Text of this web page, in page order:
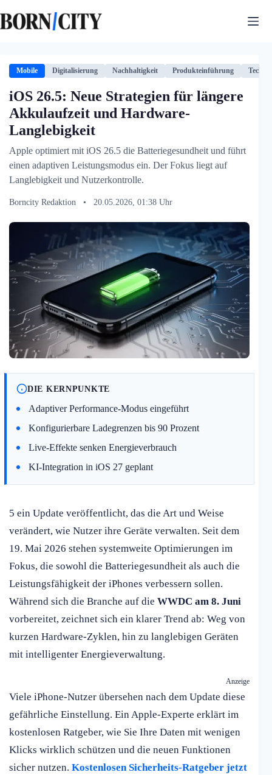
Inhalt
springen
Mobile Digitalisierung Nachhaltigkeit Produkteinführung
iOS 26.5: Neue Strategien für längere
Akkulaufzeit und Hardware-
Langlebigkeit
Apple optimiert mit iOS 26.5 die Batteriegesundheit und führt
einen adaptiven Leistungsmodus ein. Der Fokus liegt auf
Langlebigkeit und Nutzerkontrolle.
Borncity Redaktion • 20.05.2026, 01:38 Uhr
DIE KERNPUNKTE
Adaptiver Performance-Modus eingeführt
Konfigurierbare Ladegrenzen bis 90 Prozent
Live-Effekte senken Energieverbrauch
KI-Integration in iOS 27 geplant
5 ein Update veröffentlicht, das die Art und Weise
verändert, wie Nutzer ihre Geräte verwalten. Seit dem
19. Mai 2026 stehen systemweite Optimierungen im
Fokus, die sowohl die Batteriegesundheit als auch die
Leistungsfähigkeit der iPhones verbessern sollen.
Während sich die Branche auf die WWDC am 8. Juni
vorbereitet, zeichnet sich ein klarer Trend ab: Weg von
kurzen Hardware-Zyklen, hin zu langlebigen Geräten
mit intelligenter Energieverwaltung.
Anzeige
Viele iPhone-Nutzer übersehen nach dem Update diese
gefährliche Einstellung. Ein Apple-Experte erklärt im
kostenlosen Ratgeber, wie Sie Ihre Daten mit wenigen
Klicks wirklich schützen und die neuen Funktionen
sicher nutzen. Kostenlosen Sicherheits-Ratgeber jetzt